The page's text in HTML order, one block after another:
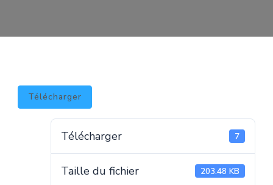
Télécharger
Télécharger 7
Taille du fichier 203.48 KB